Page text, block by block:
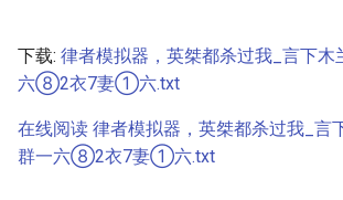
下载: 律者模拟器，英桀都杀过我_言下木
六⑧2衣7妻①六.txt
在线阅读 律者模拟器，英桀都杀过我_言
群一六⑧2衣7妻①六.txt